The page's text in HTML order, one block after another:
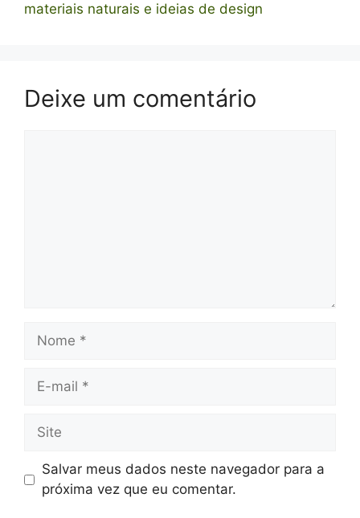
materiais naturais e ideias de design
Deixe um comentário
Nome
Site
Salvar meus dados neste navegador para a
próxima vez que eu comentar.